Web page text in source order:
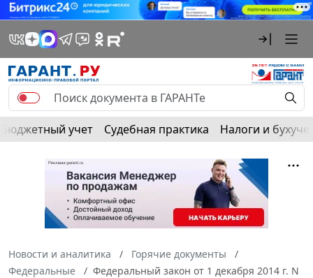
Бюджетный учет Судебная практика Налоги и
Новости и аналитика
Горячие документы
Федеральные
Федеральный закон от 1 декабря 2014 г. N